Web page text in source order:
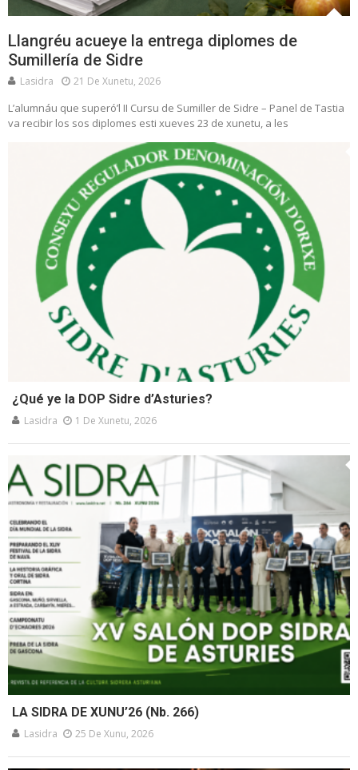
Llangréu acueye la entrega diplomes de
Sumillería de Sidre
Lasidra 21 De Xunetu, 2026
L’alumnáu que superó’l II Cursu de Sumiller de Sidre – Panel de Tastia
va recibir los sos diplomes esti xueves 23 de xunetu, a les
¿Qué ye la DOP Sidre d’Asturies?
Lasidra 1 De Xunetu, 2026
LA SIDRA DE XUNU’26 (Nb. 266)
Lasidra 25 De Xunu, 2026